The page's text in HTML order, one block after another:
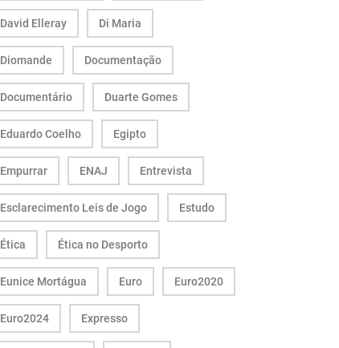
David Elleray Di Maria
Diomande Documentação
Documentário Duarte Gomes
Eduardo Coelho Egipto
Empurrar ENAJ Entrevista
Esclarecimento Leis de Jogo Estudo
Ética Ética no Desporto
Eunice Mortágua Euro Euro2020
Euro2024 Expresso